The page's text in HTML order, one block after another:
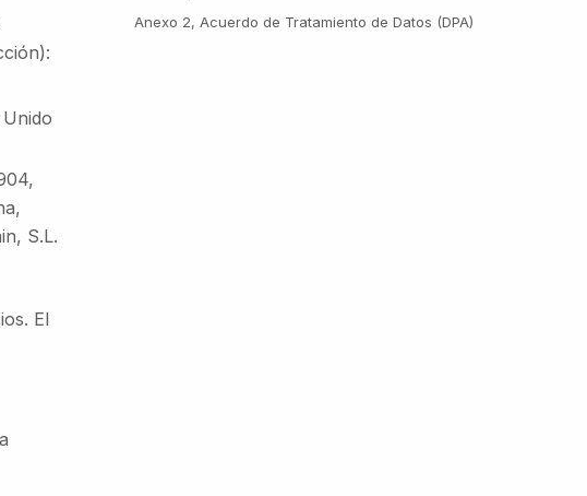
S.L.
El
Anexo 2, Acuerdo de Tratamiento de Datos (DPA)